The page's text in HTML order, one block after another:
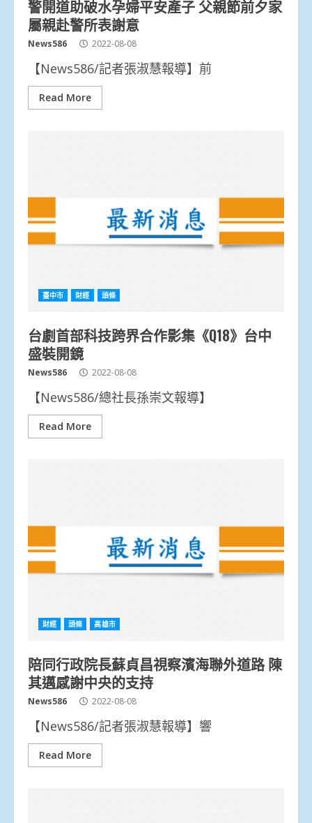
警開道助破水孕婦平安產子 父親節前夕家
屬親赴警所表謝意
News586 2022-08-08
【News586/記者張淑慧報導】前
Read More
臺中市 財經 頭條
台劇首部科技跨界合作影集《Q18》台中
盛裝開鏡
News586 2022-08-08
【News586/總社長孫崇文報導】
Read More
財經 頭條 高雄市
陪同行政院長蘇貞昌視察濱海聯外道路 陳
其邁感謝中央的支持
News586 2022-08-08
【News586/記者張淑慧報導】響
Read More